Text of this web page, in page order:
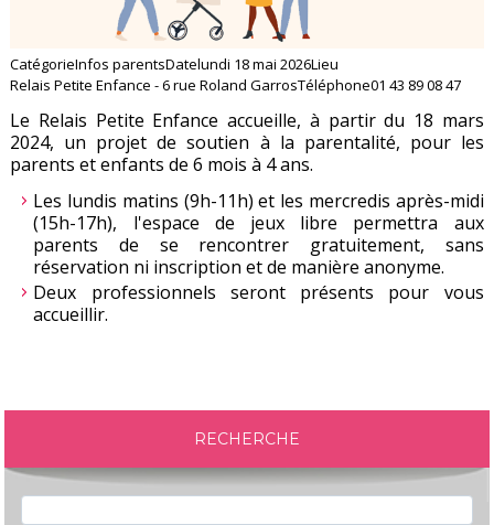
CatégorieInfos parentsDatelundi 18 mai 2026Lieu
Relais Petite Enfance - 6 rue Roland GarrosTéléphone01 43 89 08 47
Le Relais Petite Enfance accueille, à partir du 18 mars
2024, un projet de soutien à la parentalité, pour les
parents et enfants de 6 mois à 4 ans.
Les lundis matins (9h-11h) et les mercredis après-midi
(15h-17h), l'espace de jeux libre permettra aux
parents de se rencontrer gratuitement, sans
réservation ni inscription et de manière anonyme.
Deux professionnels seront présents pour vous
accueillir.
RECHERCHE